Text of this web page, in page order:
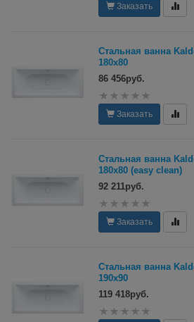
Заказать
Стальная ванна
180х80
86 456руб.
Заказать
Стальная ванна
180х80 (easy clean)
92 211руб.
Заказать
Стальная ванна
190х90
119 418руб.